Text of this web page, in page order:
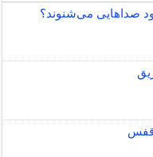
صداهایی می‌شنوند؟
قفس